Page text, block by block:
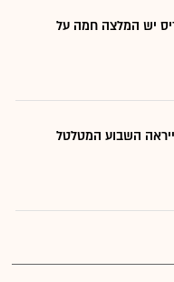
יש המלצה חמה על
ייראה השבוע המטלטל